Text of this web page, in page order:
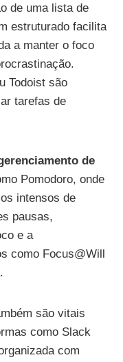
de uma lista de
estruturado facilita
a manter o foco
Todoist são
tarefas de
de
Pomodoro, onde
intensos de
pausas,
e a
como Focus@Will
são vitais
como Slack
com